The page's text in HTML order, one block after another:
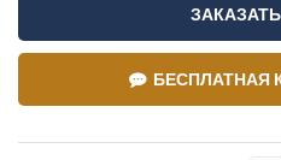
БЕСПЛАТНАЯ